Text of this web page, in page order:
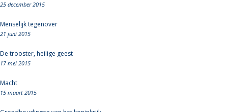
25 december 2015
Menselijk tegenover
21 juni 2015
De trooster, heilige geest
17 mei 2015
Macht
15 maart 2015